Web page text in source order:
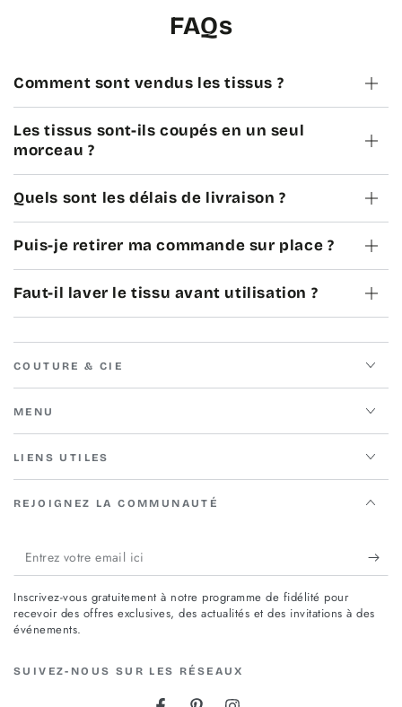
FAQs
Comment sont vendus les tissus ?
Les tissus sont-ils coupés en un seul
morceau ?
Quels sont les délais de livraison ?
Puis-je retirer ma commande sur place ?
Faut-il laver le tissu avant utilisation ?
COUTURE & CIE
MENU
LIENS UTILES
REJOIGNEZ LA COMMUNAUTÉ
Entrez
votre
email
ici
Inscrivez-vous gratuitement à notre programme de fidélité pour
recevoir des offres exclusives, des actualités et des invitations à des
événements.
SUIVEZ-NOUS SUR LES RÉSEAUX